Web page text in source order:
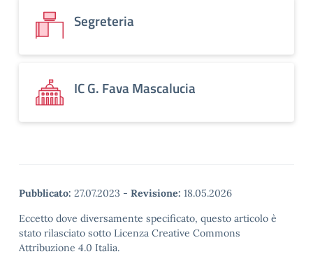
Segreteria
IC G. Fava Mascalucia
Pubblicato: 27.07.2023 - Revisione: 18.05.2026
Eccetto dove diversamente specificato, questo articolo è
stato rilasciato sotto Licenza Creative Commons
Attribuzione 4.0 Italia.